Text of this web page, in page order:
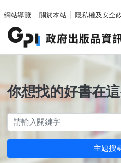
網站導覽
關於本站 隱私權及安全
你想找的好書在這
主題搜